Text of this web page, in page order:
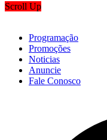
Scroll Up
Programação
Promoções
Noticias
Anuncie
Fale Conosco